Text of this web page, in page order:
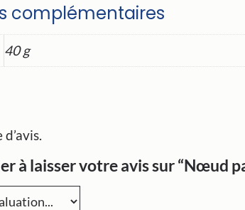
complémentaires
40 g
à laisser votre avis sur “Nœud